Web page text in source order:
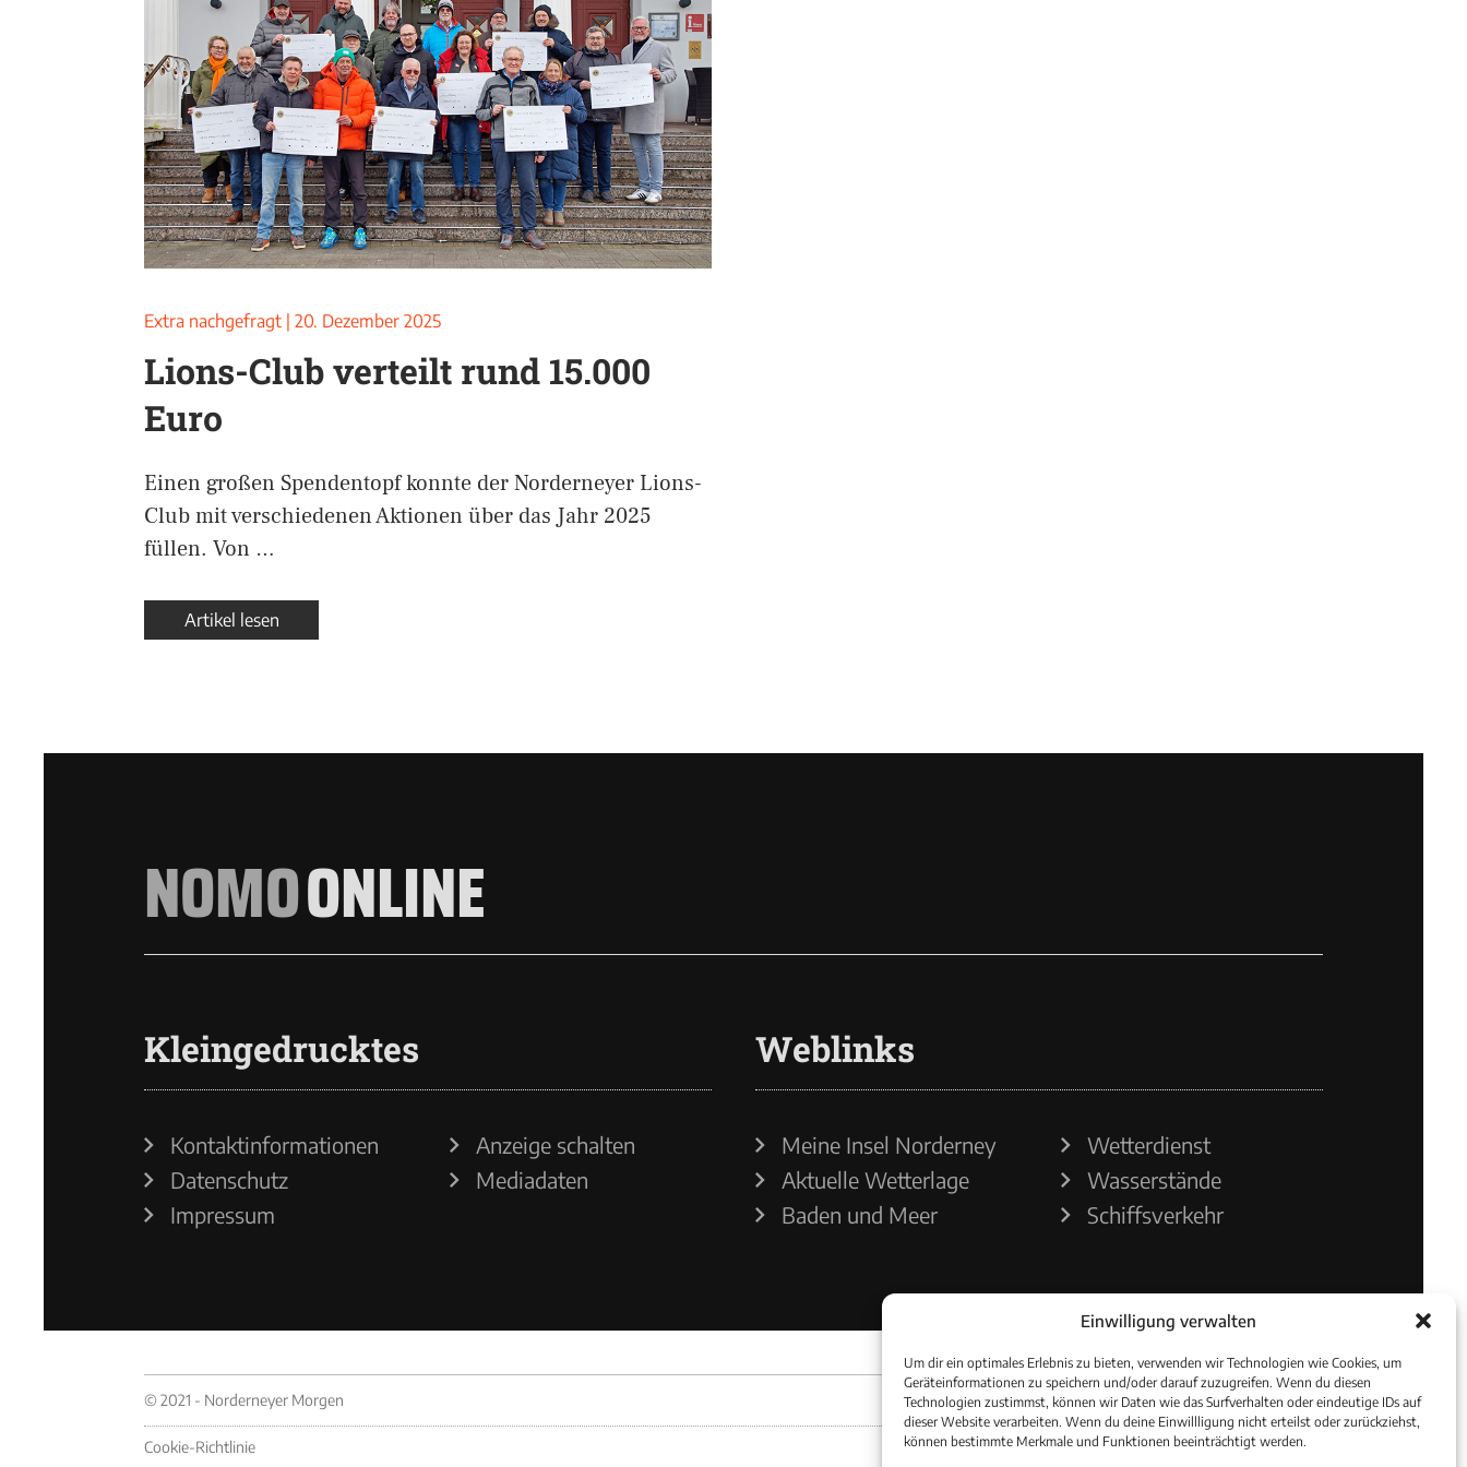
Einwilligung verwalten
Um dir ein optimales Erlebnis zu bieten, verwenden wir Technologien wie Cookies, um
Geräteinformationen zu speichern und/oder darauf zuzugreifen. Wenn du diesen
Technologien zustimmst, können wir Daten wie das Surfverhalten oder eindeutige IDs auf
dieser Website verarbeiten. Wenn du deine Einwillligung nicht erteilst oder zurückziehst,
können bestimmte Merkmale und Funktionen beeinträchtigt werden.
Extra nachgefragt 20. Dezember 2025
Lions-Club verteilt rund 15.000
Euro
Einen großen Spendentopf konnte der Norderneyer Lions-
Club mit verschiedenen Aktionen über das Jahr 2025
füllen. Von …
Artikel lesen
NOMOONLINE
Kleingedrucktes
Kontaktinformationen
Datenschutz
Impressum
Anzeige schalten
Mediadaten
Weblinks
Meine Insel Norderney
Aktuelle Wetterlage
Baden und Meer
Wetterdienst
Wasserstände
Schiffsverkehr
© 2021 - Norderneyer Morgen
Cookie-Richtlinie